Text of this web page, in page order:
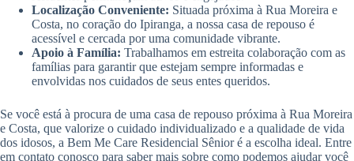
Localização Conveniente: Situada próxima à Rua Moreira e
Costa, no coração do Ipiranga, a nossa casa de repouso é
acessível e cercada por uma comunidade vibrante.
Apoio à Família: Trabalhamos em estreita colaboração com as
famílias para garantir que estejam sempre informadas e
envolvidas nos cuidados de seus entes queridos.
Se você está à procura de uma casa de repouso próxima à Rua Moreira
e Costa, que valorize o cuidado individualizado e a qualidade de vida
dos idosos, a Bem Me Care Residencial Sênior é a escolha ideal. Entre
em contato conosco para saber mais sobre como podemos ajudar você